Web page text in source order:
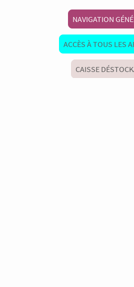
NAVIGATION
ACCÈS À TOUS LES
CAISSE